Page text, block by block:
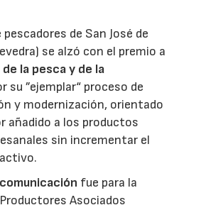
de San José de
se alzó con el premio a
la pesca y de la
su ”ejemplar“ proceso de
y modernización, orientado
añadido a los productos
sin incrementar el
comunicación fue para la
Asociados